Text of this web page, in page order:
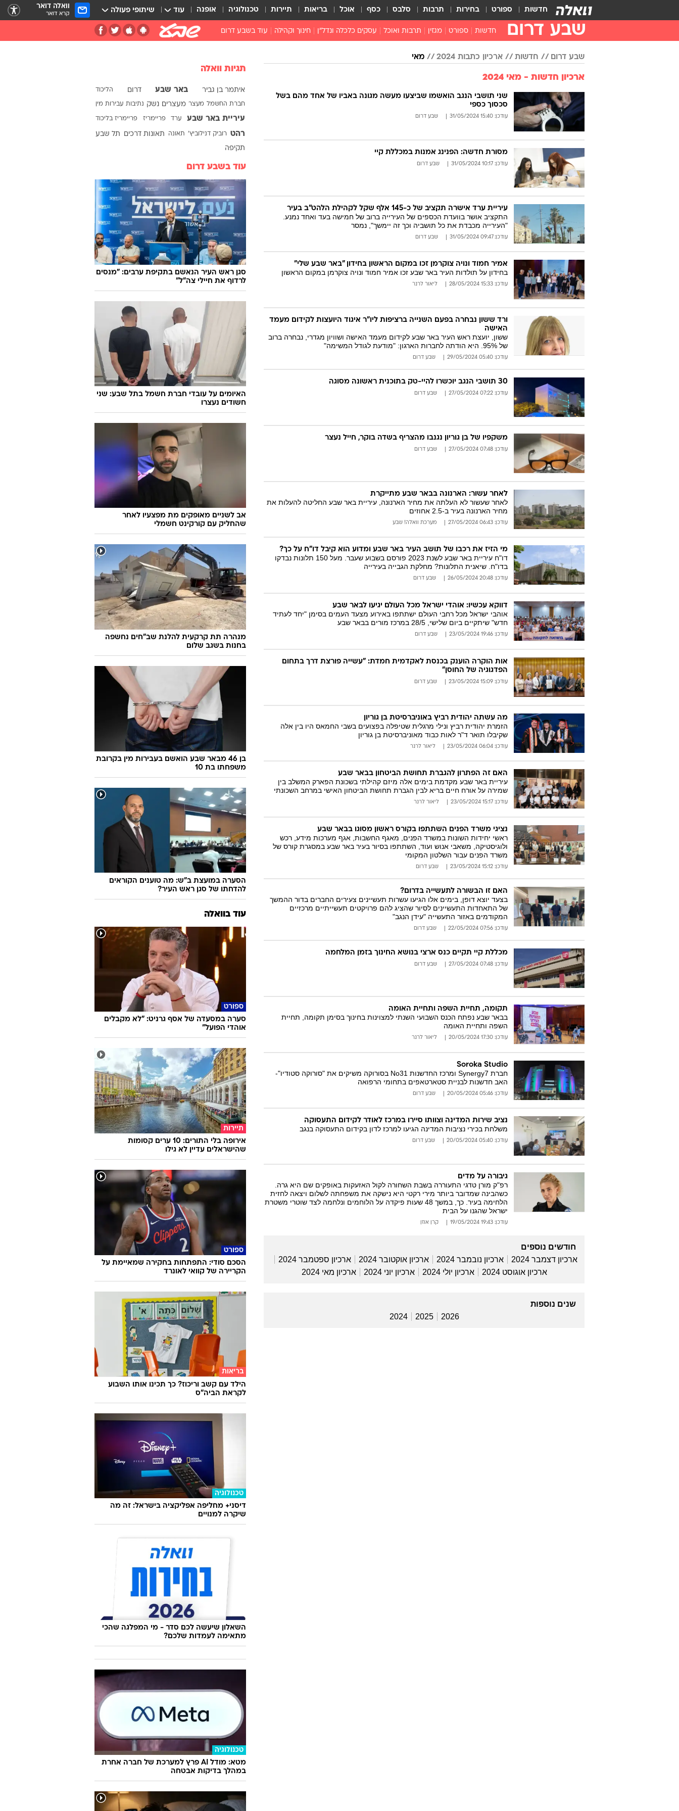
חדשות ספורט בחירות תרבות סלבס כסף אוכל בריאות תיירות טכנולוגיה אופנה עוד שיתופי פעולה וואלה דואר
קרא דואר
שבע דרום חדשות ספורט מגזין תרבות ואוכל עסקים כלכלה ונדל"ן חינוך וקהילה עוד בשבע דרום
טורים
שבע דרום חדשות ארכיון כתבות 2024 מאי
ארכיון חדשות - מאי 2024
שני תושבי הנגב הואשמו שביצעו מעשה מגונה באביו של אחד מהם בשל
סכסוך כספי
עודכן: 15:40 31/05/2024 שבע דרום
מסורת חדשה: הפנינג אמנות במכללת קיי
עודכן: 10:17 31/05/2024 שבע דרום
עיריית ערד אישרה תקציב של כ-145 אלף שקל לקהילת הלהט"ב בעיר
התקציב אושר בוועדת הכספים של העירייה ברוב של חמישה בעד ואחד נמנע.
"העירייה מכבדת את כל תושביה וכך זה יימשך", נמסר
עודכן: 09:47 31/05/2024 שבע דרום
אמיר חמוד ונויה צוקרמן זכו במקום הראשון בחידון "באר שבע שלי"
בחידון על תולדות העיר באר שבע זכו אמיר חמוד ונויה צוקרמן במקום הראשון
עודכן: 15:33 28/05/2024 ליאור לרנר
ורד ששון נבחרה בפעם השנייה ברציפות ליו"ר איגוד היועצות לקידום מעמד
האישה
ששון, יועצת ראש העיר באר שבע לקידום מעמד האישה ושוויון מגדרי, נבחרה ברוב
של 95%. היא הודתה לחברות הארגון: "מודעת לגודל המשימה"
עודכן: 05:40 29/05/2024 שבע דרום
30 תושבי הנגב יוכשרו להיי-טק בתוכנית ראשונה מסוגה
עודכן: 07:22 27/05/2024 שבע דרום
משקפיו של בן גוריון נגנבו מהצריף בשדה בוקר, חייל נעצר
עודכן: 07:48 27/05/2024 שבע דרום
לאחר עשור: הארנונה בבאר שבע מתייקרת
לאחר שעשור לא העלתה את מחיר הארנונה, עיריית באר שבע החליטה להעלות את
מחיר הארנונה בעיר ב-2.5 אחוזים
עודכן: 06:43 27/05/2024 מערכת וואלה! שבע
מי הזיז את רכבו של תושב העיר באר שבע ומדוע הוא קיבל דו"ח על כך?
דו"ח עיריית באר שבע לשנת 2023 פורסם בשבוע שעבר. מעל 150 תלונות נבדקו
בדו"ח. שיאנית התלונות? מחלקת הגבייה בעירייה
עודכן: 20:48 26/05/2024 שבע דרום
דווקא עכשיו: אוהדי ישראל מכל העולם יגיעו לבאר שבע
אוהבי ישראל מכל רחבי העולם ישתתפו באירוע מצעד העמים בסימן "יחד לעתיד
חדש" שיתקיים ביום שלישי, 28/5 במרכז מורים בבאר שבע
עודכן: 19:46 23/05/2024 שבע דרום
אות הוקרה הוענק בכנסת לאקדמית חמדת: "עשייה פורצת דרך בתחום
הפדגוגיה של החוסן"
עודכן: 15:09 23/05/2024 שבע דרום
מה עשתה יהודית רביץ באוניברסיטת בן גוריון
הזמרת יהודית רביץ ונילי מרגלית שטיפלה בפצועים בשבי החמאס היו בין אלה
שקיבלו תואר ד"ר לאות כבוד מאוניברסיטת בן גוריון
עודכן: 06:04 23/05/2024 ליאור לרנר
האם זה הפתרון להגברת תחושת הביטחון בבאר שבע
עיריית באר שבע מקדמת בימים אלה מיזם קהילתי בשכונת הפארק המשלב בין
שמירה על אורח חיים בריא לבין הגברת תחושת הביטחון האישי במרחב השכונתי
עודכן: 15:17 23/05/2024 ליאור לרנר
נציגי משרד הפנים השתתפו בקורס ראשון מסוגו בבאר שבע
ראשי יחידות השונות במשרד הפנים, מאגף החשבות, אגף מערכות מידע, רכש
ולוגיסטיקה, משאבי אנוש ועוד, השתתפו בסיור בעיר באר שבע במסגרת קורס של
משרד הפנים עבור השלטון המקומי
עודכן: 15:12 23/05/2024 שבע דרום
האם זו הבשורה לתעשייה בדרום?
בצעד יוצא דופן, בימים אלו הגיעו עשרות תעשיינים צעירים החברים בדור ההמשך
של התאחדות התעשיינים לסיור שהציג להם פרויקטים תעשייתיים מרכזיים
המקודמים באזור התעשייה "עידן הנגב"
עודכן: 07:56 22/05/2024 שבע דרום
מכללת קיי תקיים כנס ארצי בנושא החינוך בזמן המלחמה
עודכן: 07:48 27/05/2024 שבע דרום
תקומה, תחיית השפה ותחיית האומה
בבאר שבע נפתח הכנס השבועי השנתי למצוינות בחינוך בסימן תקומה, תחיית
השפה ותחיית האומה
עודכן: 17:30 20/05/2024 ליאור לרנר
Soroka Studio
חברת Synergy7 ומרכז החדשנות No31 בסורוקה משיקים את "סורוקה סטודיו"-
האב חדשנות לבניית סטארטאפים בתחומי הרפואה
עודכן: 05:46 20/05/2024 שבע דרום
נציב שירות המדינה וצוותו סיירו במרכז לאודר לקידום התעסוקה
משלחת בכירי נציבות המדינה הגיעו למרכז לדון בקידום התעסוקה בנגב
עודכן: 05:40 20/05/2024 שבע דרום
גיבורה על מדים
רפ"ק מורן טדגי התעוררה בשבת השחורה לקול האזעקות באופקים שם היא גרה.
כשהבינה שמדובר ביותר מירי רקטי היא נישקה את משפחתה לשלום ויצאה לחזית
הלחימה בעיר. כך, במשך 48 שעות פיקדה על הלוחמים ונלחמה לצד שוטרי משטרת
ישראל שהגנו על הבית
עודכן: 19:43 19/05/2024 קרן אוזן
חודשים נוספים
ארכיון דצמבר 2024
ארכיון נובמבר 2024 ארכיון אוקטובר 2024
ארכיון ספטמבר 2024
ארכיון אוגוסט 2024
ארכיון יולי 2024 ארכיון יוני 2024 ארכיון מאי 2024
שנים נוספות
2026
2025
2024
תגיות וואלה
איתמר בן גביר באר שבע דרום הליכוד
חברת החשמל מעצר מעצרים נשק נתיבות עבירות מין
עיריית באר שבע ערד פריימריז פריימריז בליכוד
רהט רוביק דנילוביץ' תאונה תאונות דרכים תל שבע
תקיפה
עוד בשבע דרום
סגן ראש העיר הנאשם בתקיפת ערבים: "מנסים
לרדוף את חיילי צה"ל"
האיומים על עובדי חברת חשמל בתל שבע: שני
חשודים נעצרו
אב לשניים מאופקים מת מפצעיו לאחר
שהחליק עם קורקינט חשמלי
מנהרה תת קרקעית להלנת שב"חים נחשפה
בחנות בשגב שלום
בן 46 מבאר שבע הואשם בעבירות מין בקרובת
משפחתו בת 10
הסערה במועצת ב"ש: מה טוענים הקוראים
להדחתו של סגן ראש העיר?
עוד בוואלה
ספורט
סערה במסעדה של אסף גרניט: "לא מקבלים
אוהדי הפועל"
תיירות
אירופה בלי התורים: 10 ערים קסומות
שהישראלים עדיין לא גילו
ספורט
הסכם סודי: התפתחות בחקירה שמאיימת על
הקריירה של קוואי לאונרד
בריאות
הילד עם קשב וריכוז? כך תכינו אותו השבוע
לקראת הביה"ס
טכנולוגיה
דיסני+ מחליפה אפליקציה בישראל: זה מה
שיקרה למנויים
השאלון שיעשה לכם סדר - מי המפלגה שהכי
מתאימה לעמדות שלכם?
טכנולוגיה
מטא: מודל AI פרץ למערכת של חברה אחרת
במהלך בדיקות אבטחה